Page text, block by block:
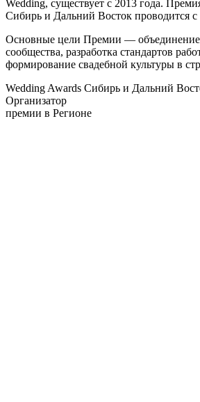
Wedding, существует с 2013 года.
Сибирь и Дальний Восток проводится с
Основные цели Премии — объединение
сообщества, разработка стандартов
формирование свадебной культуры в
Wedding Awards Сибирь и Дальний
Организатор
премии в Регионе